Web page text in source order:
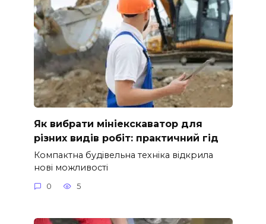
Як вибрати мініекскаватор для
різних видів робіт: практичний гід
Компактна будівельна техніка відкрила
нові можливості
0 5